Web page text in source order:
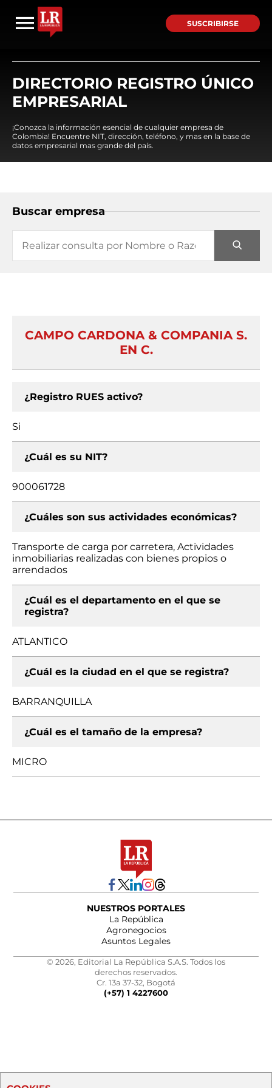
SUSCRIBIRSE
DIRECTORIO REGISTRO ÚNICO
EMPRESARIAL
¡Conozca la información esencial de cualquier empresa de
Colombia! Encuentre NIT, dirección, teléfono, y mas en la base de
datos empresarial mas grande del país.
Buscar empresa
CAMPO CARDONA & COMPANIA S.
EN C.
¿Registro RUES activo?
Si
¿Cuál es su NIT?
900061728
¿Cuáles son sus actividades económicas?
Transporte de carga por carretera, Actividades
inmobiliarias realizadas con bienes propios o
arrendados
¿Cuál es el departamento en el que se
registra?
ATLANTICO
¿Cuál es la ciudad en el que se registra?
BARRANQUILLA
¿Cuál es el tamaño de la empresa?
MICRO
NUESTROS PORTALES
La República
Agronegocios
Asuntos Legales
© 2026, Editorial La República S.A.S. Todos los
derechos reservados.
Cr. 13a 37-32, Bogotá
(+57) 1 4227600